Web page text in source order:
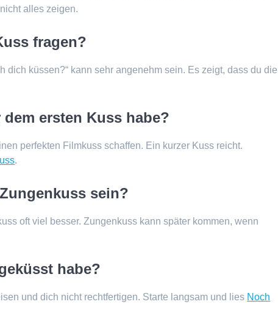
alles zeigen.
fragen?
dich küssen?“ kann sehr angenehm sein. Es zeigt, dass du die
ersten Kuss habe?
perfekten Filmkuss schaffen. Ein kurzer Kuss reicht.
.
sein?
oft viel besser. Zungenkuss kann später kommen, wenn
habe?
und dich nicht rechtfertigen. Starte langsam und lies Noch